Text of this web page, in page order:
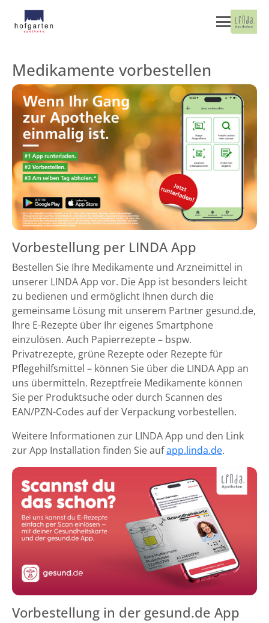
Medikamente vorbestellen
Vorbestellung per LINDA App
Bestellen Sie Ihre Medikamente und Arzneimittel in
unserer LINDA App vor. Die App ist besonders leicht
zu bedienen und ermöglicht Ihnen durch die
gemeinsame Lösung mit unserem Partner gesund.de,
Ihre E-Rezepte über Ihr eigenes Smartphone
einzulösen. Auch Papierrezepte – bspw.
Privatrezepte, grüne Rezepte oder Rezepte für
Pflegehilfsmittel – können Sie über die LINDA App an
uns übermitteln. Rezeptfreie Medikamente können
Sie per Produktsuche oder durch Scannen des
EAN/PZN-Codes auf der Verpackung vorbestellen.
Weitere Informationen zur LINDA App und den Link
zur App Installation finden Sie aufapp.linda.de.
Vorbestellung in der gesund.de App